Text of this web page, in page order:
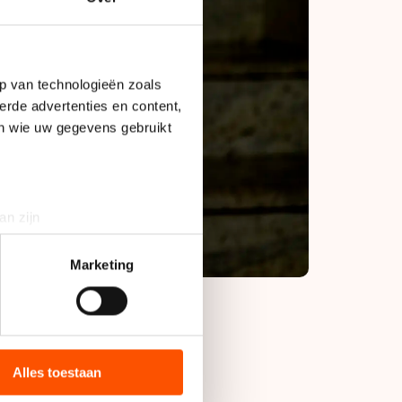
van technologieën zoals
advertenties en content,
wie uw gegevens gebruikt
zijn
detailgedeeltein. U kunt uw
advertenties en
zij hebben verzameld via
de VS, waar mogelijk geen
Marketing
Alles toestaan
afgelopen